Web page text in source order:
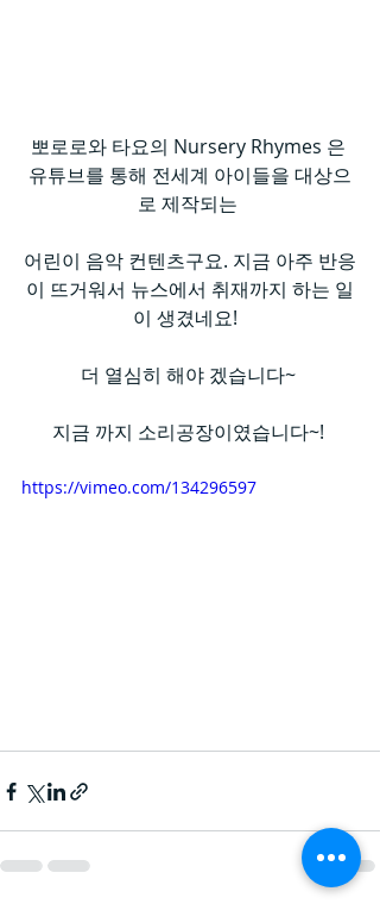
뽀로로와 타요의 Nursery Rhymes 은
유튜브를 통해 전세계 아이들을 대상으
로 제작되는
어린이 음악 컨텐츠구요. 지금 아주 반응
이 뜨거워서 뉴스에서 취재까지 하는 일
이 생겼네요!
더 열심히 해야 겠습니다~
지금 까지 소리공장이였습니다~!
https://vimeo.com/134296597